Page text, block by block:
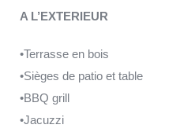
A L’EXTERIEUR
•Terrasse en bois
•Sièges de patio et table
•BBQ grill
•Jacuzzi